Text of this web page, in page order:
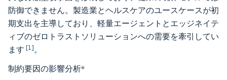
防御できません。製造業とヘルスケアのユースケースが初
期支出を主導しており、軽量エージェントとエッジネイテ
ィブのゼロトラストソリューションへの需要を牽引してい
ます [1]。
制約要因の影響分析*